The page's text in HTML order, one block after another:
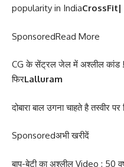
popularity in IndiaCrossFit|
SponsoredRead More
CG के सेंट्रल जेल में अश्लील कांड !
फिरLalluram
दोबारा बाल उगना चाहते है तस्वीर
Sponsoredअभी खरीदें
बाप-बेटी का अश्लील Video : 50